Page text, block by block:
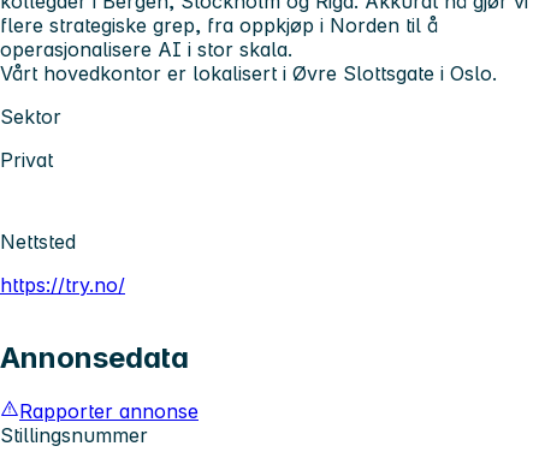
flere strategiske grep, fra oppkjøp i Norden til å
operasjonalisere AI i stor skala.
Vårt hovedkontor er lokalisert i Øvre Slottsgate i Oslo.
Sektor
Privat
Nettsted
https://try.no/
Annonsedata
Rapporter annonse
Stillingsnummer